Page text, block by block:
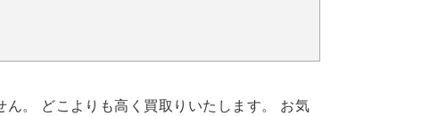
。 どこよりも高く買取りいたします。 お気